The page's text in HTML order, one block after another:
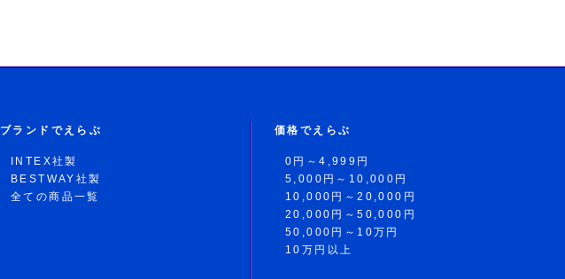
ブランドでえらぶ
INTEX社製
BESTWAY社製
全ての商品一覧
価格でえらぶ
0円～4,999円
5,000円～10,000円
10,000円～20,000円
20,000円～50,000円
50,000円～10万円
10万円以上